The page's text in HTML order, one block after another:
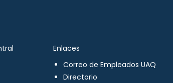
Enlaces
Correo de Empleados UAQ
Directorio